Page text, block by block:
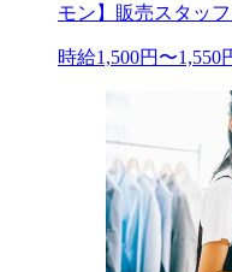
モン】販売スタッ
時給1,500円〜1,550